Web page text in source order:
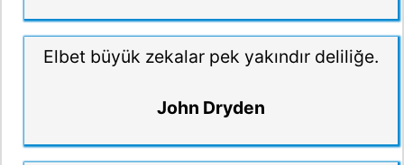
Elbet büyük zekalar pek yakındır deliliğe.
John Dryden